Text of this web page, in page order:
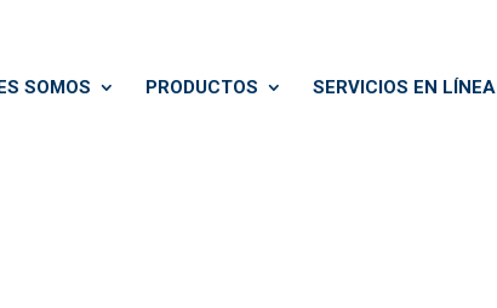
SOMOS PRODUCTOS SERVICIOS EN LÍNEA